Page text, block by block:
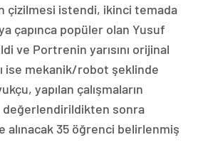
çizilmesi istendi, ikinci temada
çapınca popüler olan Yusuf
ve Portrenin yarısını orijinal
ise mekanik/robot şeklinde
yapılan çalışmaların
değerlendirildikten sonra
35 öğrenci belirlenmiş